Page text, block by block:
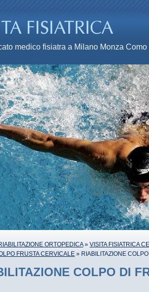
medico fisiatra a Milano Monza Como
ORTOPEDICA» VISITA FISIATRICA
FRUSTA CERVICALE » RIABILITAZIONE
COLPO DI